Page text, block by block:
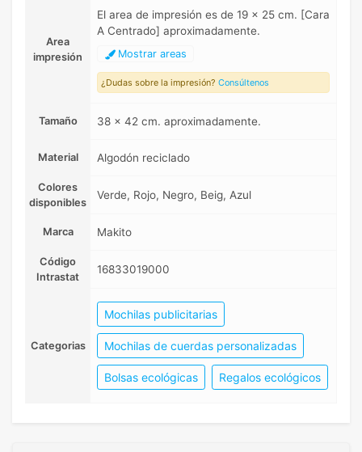
Area
impresión
El area de impresión es de 19 x 25 cm. [Cara
A Centrado] aproximadamente.
Mostrar areas
¿Dudas sobre la impresión? Consúltenos
Tamaño 38 x 42 cm. aproximadamente.
Material Algodón reciclado
Colores
disponibles
Verde, Rojo, Negro, Beig, Azul
Marca Makito
Código
Intrastat
16833019000
Categorias
Mochilas publicitarias
Mochilas de cuerdas personalizadas
Bolsas ecológicas Regalos ecológicos